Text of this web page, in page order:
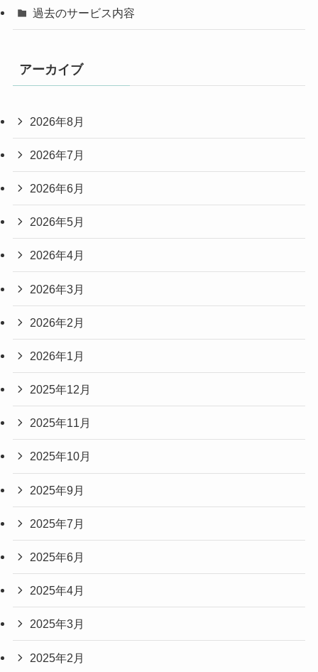
過去のサービス内容
アーカイブ
2026年8月
2026年7月
2026年6月
2026年5月
2026年4月
2026年3月
2026年2月
2026年1月
2025年12月
2025年11月
2025年10月
2025年9月
2025年7月
2025年6月
2025年4月
2025年3月
2025年2月